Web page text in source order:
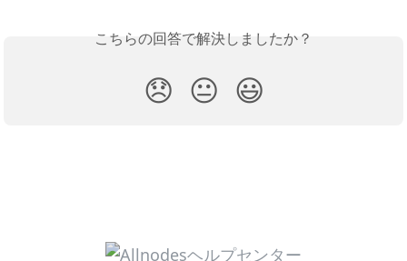
こちらの回答で解決しましたか？
😞 😐 😃